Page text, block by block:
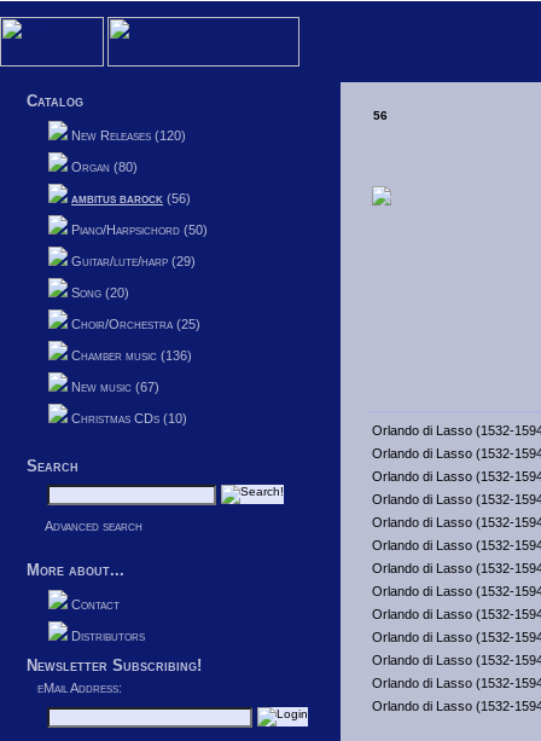
Catalog
New Releases (120)
Organ (80)
ambitus barock (56)
Piano/Harpsichord (50)
Guitar/lute/harp (29)
Song (20)
Choir/Orchestra (25)
Chamber music (136)
New music (67)
Christmas CDs (10)
Search
Advanced search
More about...
Contact
Distributors
Newsletter Subscribing!
eMail Address:
56
Orlando di Lasso (1532-
Orlando di Lasso (1532-
Orlando di Lasso (1532-
Orlando di Lasso (1532-
Orlando di Lasso (1532-
Orlando di Lasso (1532-
Orlando di Lasso (1532-
Orlando di Lasso (1532-
Orlando di Lasso (1532-
Orlando di Lasso (1532-
Orlando di Lasso (1532-
Orlando di Lasso (1532-
Orlando di Lasso (1532-